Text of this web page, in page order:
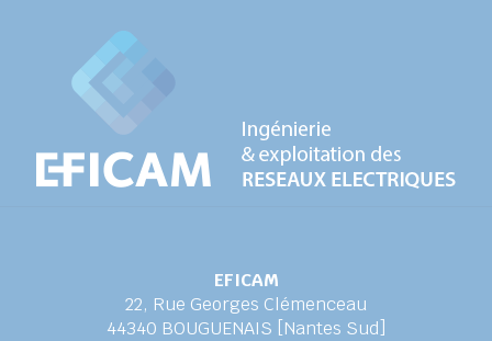
EFICAM
22, Rue Georges Clémenceau
44340 BOUGUENAIS [Nantes Sud]